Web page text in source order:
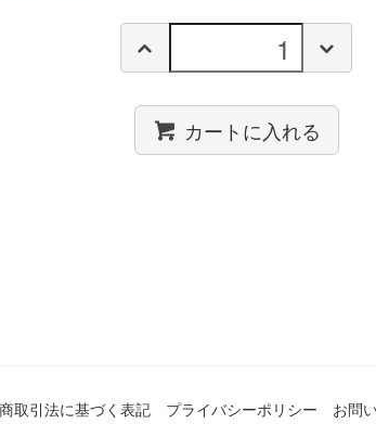
カートに入れる
取引法に基づく表記 プライバシーポリシー お問